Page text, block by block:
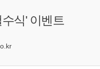
식' 이벤트